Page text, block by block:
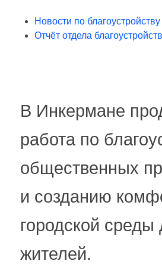
Новости по
Отчёт отдела
В Инкермане
работа по
общественных
и созданию
городской среды
жителей.